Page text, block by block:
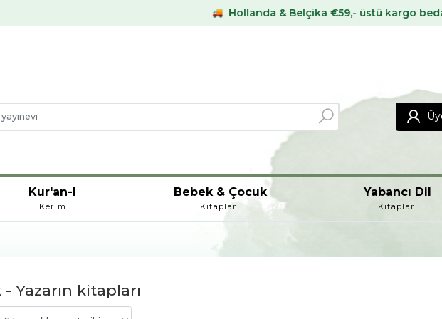
Hollanda & Belçika €59,- üstü kargo bedava
Kur'an-I
Kerim
Bebek & Çocuk
Kitapları
Yabancı Dil
Kitapları
- Yazarın kitapları